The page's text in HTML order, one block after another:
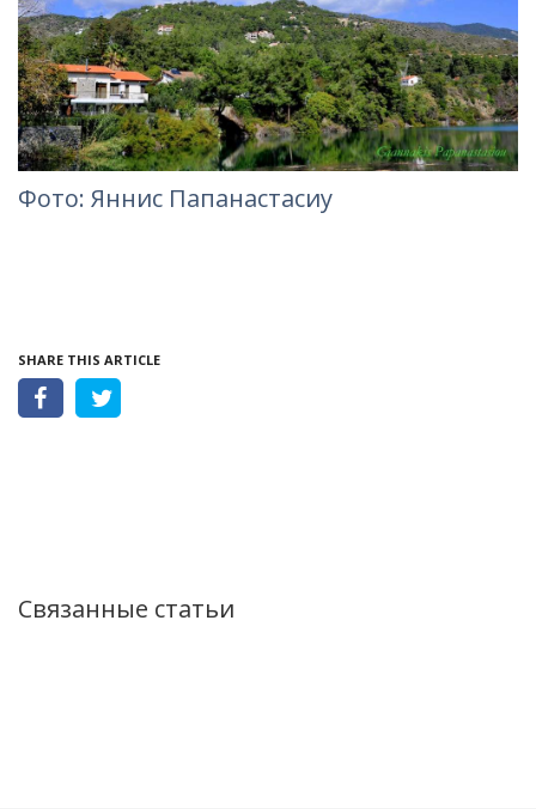
Фото: Яннис Папанастасиу
SHARE THIS ARTICLE
Связанные статьи